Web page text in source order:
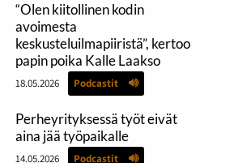
“Olen kiitollinen kodin
avoimesta
keskusteluilmapiiristä”, kertoo
papin poika Kalle Laakso
18.05.2026 Podcastit
Perheyrityksessä työt eivät
aina jää työpaikalle
14.05.2026 Podcastit